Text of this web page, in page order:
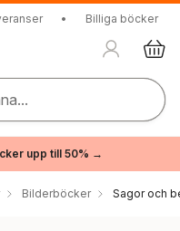
• Billiga böcker
upp till 50% →
Bilderböcker Sagor och